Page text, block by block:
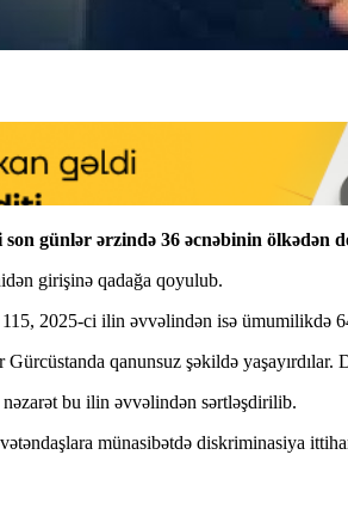
günlər ərzində 36 əcnəbinin
girişinə qadağa qoyulub.
2025-ci ilin əvvəlindən isə ümumilikdə
qanunsuz şəkildə
bu ilin əvvəlindən sərtləşdirilib.
münasibətdə diskriminasiya